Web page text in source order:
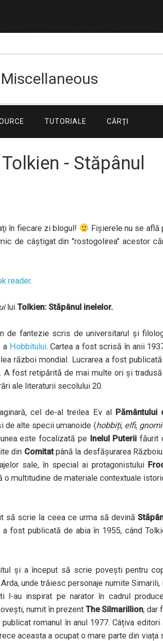
Miscellaneous
TUTORIALE CĂRŢI
- Stăpânul
în fiecare zi blogul!
Fișierele nu se află
de câștigat din "rostogolirea" acestor
reader.
lui Tolkien: Stăpânul inelelor.
de fantezie scris de universitarul și
a Hobbitului. Cartea a fost scrisă în anii
război mondial. Lucrarea a fost
A fost retipărită de mai multe ori și
ale literaturii secolului 20.
cel de-al treilea Ev al Pământului
de alte specii umanoide (hobbiți, elfi, gnomi
este focalizată pe Inelul Puterii făurit
din Comitatpână la desfășurarea
sale, în special ai protagonistului
o multitudine de materiale contextuale
să scrie la ceea ce urma să devină
fost publicată de abia în 1955, când
și a început să scrie povești pentru
unde trăiesc personaje numite Simarili,
l-au inspirat pe narator în cadrul
numit în prezent The Silmarillion, dar
romanul în anul 1977. Câțiva editori
aceasta a ocupat o mare parte din viața